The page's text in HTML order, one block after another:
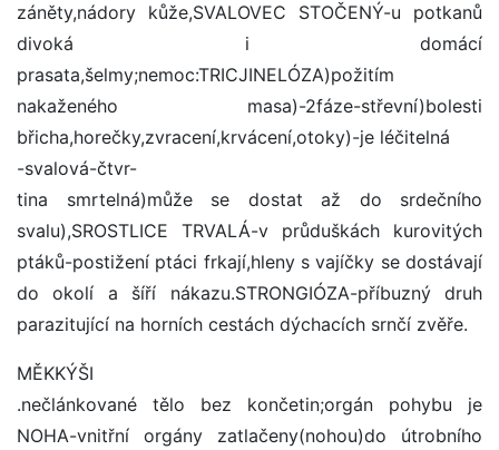
záněty,nádory kůže,SVALOVEC STOČENÝ-u potkanů
divoká i domácí
prasata,šelmy;nemoc:TRICJINELÓZA)požitím
nakaženého masa)-2fáze-střevní)bolesti
břicha,horečky,zvracení,krvácení,otoky)-je léčitelná
-svalová-čtvr-
tina smrtelná)může se dostat až do srdečního
svalu),SROSTLICE TRVALÁ-v průduškách kurovitých
ptáků-postižení ptáci frkají,hleny s vajíčky se dostávají
do okolí a šíří nákazu.STRONGIÓZA-příbuzný druh
parazitující na horních cestách dýchacích srnčí zvěře.
MĚKKÝŠI
.nečlánkované tělo bez končetin;orgán pohybu je
NOHA-vnitřní orgány zatlačeny(nohou)do útrobního